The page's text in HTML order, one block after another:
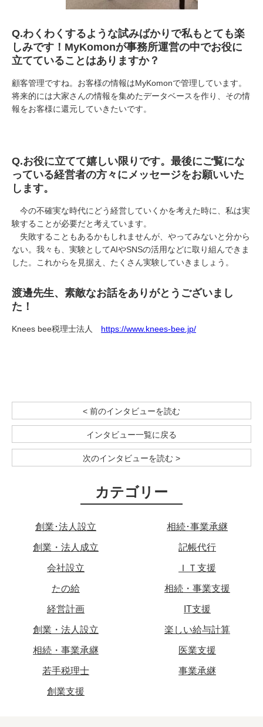
Q.わくわくするような試みばかりで私もとても楽
しみです！ MyKomonが事務所運営の中でお役に
立てていることはありますか？
顧客管理ですね。お客様の情報はMyKomonで管理しています。
将来的には大家さんの情報を集めたデータベースを作り、その情
報をお客様に還元していきたいです。
Q.お役に立てて嬉しい限りです。最後にご覧にな
っている経営者の方々にメッセージをお願いいた
します。
今の不確実な時代にどう経営していくかを考えた時に、私は実
験することが必要だと考えています。
失敗することもあるかもしれませんが、やってみないと分から
ない。我々も、実験としてAIやSNSの活用などに取り組んできま
した。これからを見据え、たくさん実験していきましょう。
渡邊先生、素敵なお話をありがとうございまし
た！
Knees bee税理士法人 https://www.knees-bee.jp/
< 前のインタビューを読む
インタビュー一覧に戻る
次のインタビューを読む >
カテゴリー
創業･法人設立 相続･事業承継
創業・法人成立 記帳代行
会社設立 ＩＴ支援
たの給 相続・事業支援
経営計画 IT支援
創業・法人設立 楽しい給与計算
相続・事業承継 医業支援
若手税理士 事業承継
創業支援